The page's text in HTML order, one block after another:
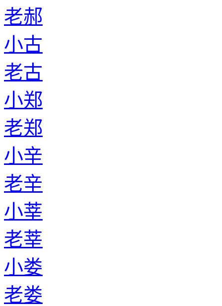
老郝
小古
老古
小郑
老郑
小辛
老辛
小莘
老莘
小娄
老娄